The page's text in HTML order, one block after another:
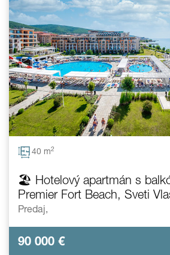
40 m2
🏖️ Hotelový apartmán s
Premier Fort Beach, Sveti
Predaj,
90 000 €